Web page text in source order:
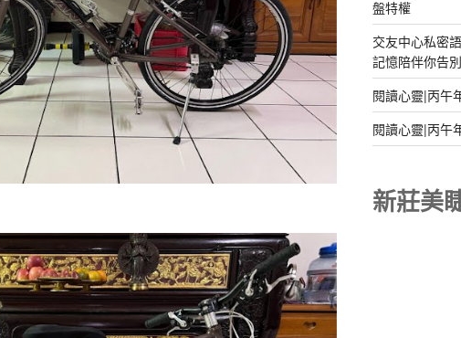
盤特權
交友中心私密
記憶陪伴你告
閱讀心靈|丙午
閱讀心靈|丙午
新莊美